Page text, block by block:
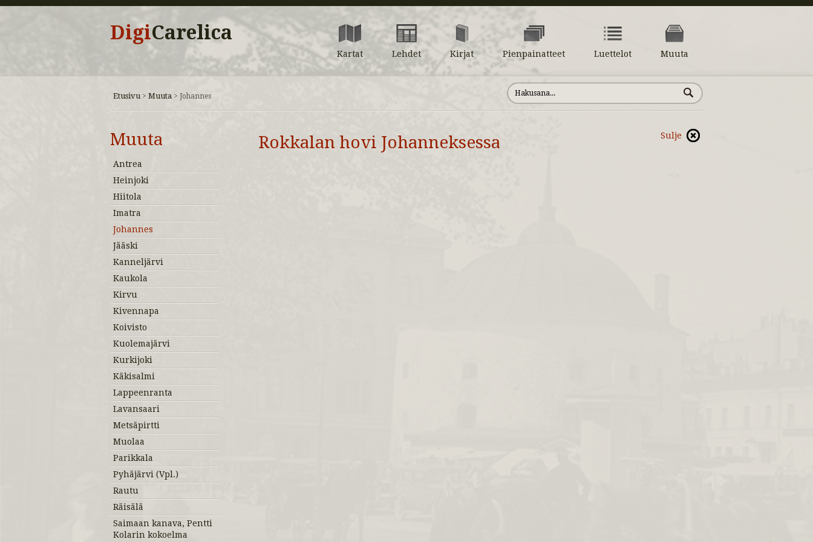
DigiCarelica
Kartat Lehdet Kirjat Pienpainatteet Luettelot Muuta
Etusivu > Muuta > Johannes
Muuta
Antrea
Heinjoki
Hiitola
Imatra
Johannes
Jääski
Kanneljärvi
Kaukola
Kirvu
Kivennapa
Koivisto
Kuolemajärvi
Kurkijoki
Käkisalmi
Lappeenranta
Lavansaari
Metsäpirtti
Muolaa
Parikkala
Pyhäjärvi (Vpl.)
Rautu
Räisälä
Saimaan kanava, Pentti
Kolarin kokoelma
Rokkalan hovi Johanneksessa Sulje